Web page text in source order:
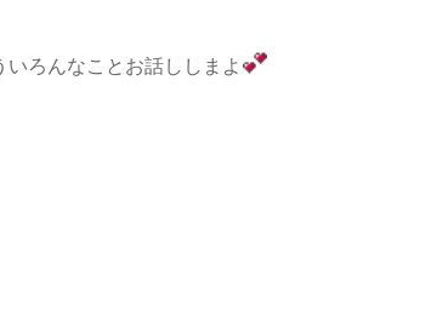
ろんなことお話ししまよ